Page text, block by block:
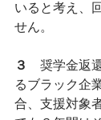
いると考え、
せん。
３
奨学金返
るブラック企
合、支援対象